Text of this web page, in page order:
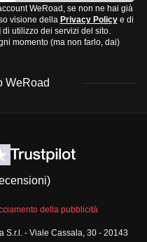
WeRoad, se non ne hai già
visione della Privacy Policye di
di utilizzo dei servizi del sito.
momento (ma non farlo, dai)
WeRoad
Contatti
Termini e condizioni
Condizioni generali
standard
della pubblicità
S.r.l. - Viale Cassala, 30 - 20143